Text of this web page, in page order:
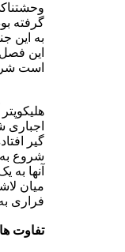
گرفته
به این
این
است
اجباری
گیر
شروع
آنها
میان
فراری
تفاوت ها